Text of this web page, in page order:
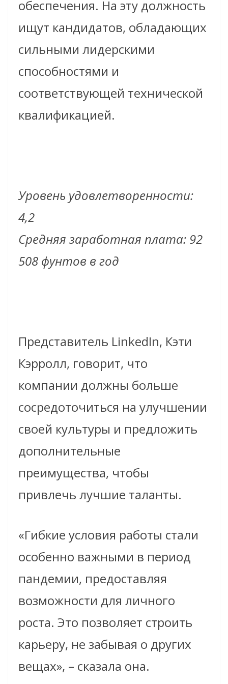
обеспечения. На эту должность
ищут кандидатов, обладающих
сильными лидерскими
способностями и
соответствующей технической
квалификацией.
Уровень удовлетворенности:
4,2
Средняя заработная плата: 92
508 фунтов в год
Представитель LinkedIn, Кэти
Кэрролл, говорит, что
компании должны больше
сосредоточиться на улучшении
своей культуры и предложить
дополнительные
преимущества, чтобы
привлечь лучшие таланты.
«Гибкие условия работы стали
особенно важными в период
пандемии, предоставляя
возможности для личного
роста. Это позволяет строить
карьеру, не забывая о других
вещах», – сказала она.